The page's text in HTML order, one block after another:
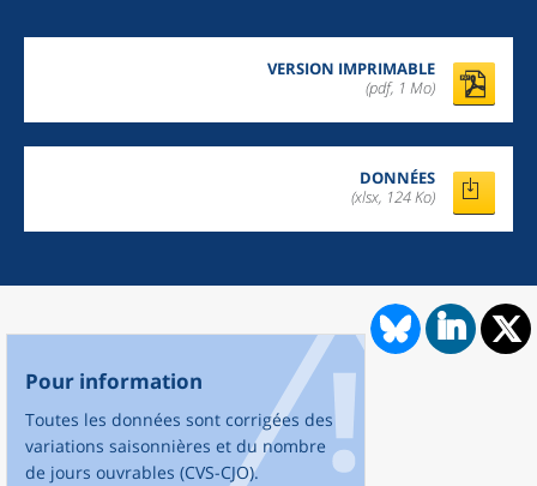
VERSION IMPRIMABLE
(pdf, 1 Mo)
DONNÉES
(xlsx, 124 Ko)
Pour information
Toutes les données sont corrigées des
variations saisonnières et du nombre
de jours ouvrables (CVS-CJO).